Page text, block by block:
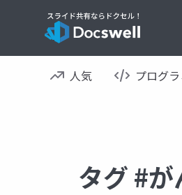
人気 プログ
タグ #